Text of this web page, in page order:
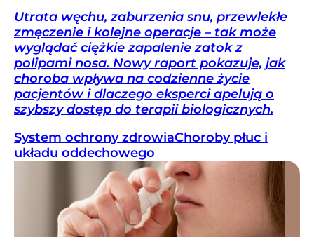
Utrata węchu, zaburzenia snu, przewlekłe
zmęczenie i kolejne operacje – tak może
wyglądać ciężkie zapalenie zatok z
polipami nosa. Nowy raport pokazuje, jak
choroba wpływa na codzienne życie
pacjentów i dlaczego eksperci apelują o
szybszy dostęp do terapii biologicznych.
System ochrony zdrowiaChoroby płuc i
układu oddechowego